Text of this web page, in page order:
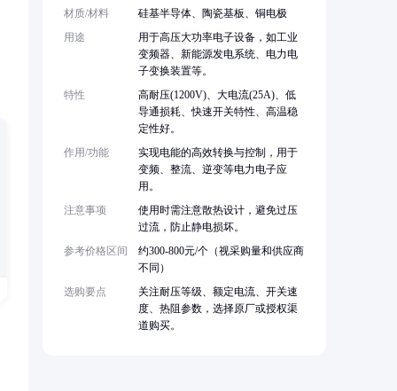
材质/材料
硅基半导体、陶瓷基板、铜电极
用途
用于高压大功率电子设备，如工业
变频器、新能源发电系统、电力电
子变换装置等。
特性
高耐压(1200V)、大电流(25A)、低
导通损耗、快速开关特性、高温稳
定性好。
作用/功能
实现电能的高效转换与控制，用于
变频、整流、逆变等电力电子应
用。
注意事项
使用时需注意散热设计，避免过压
过流，防止静电损坏。
参考价格区间
约300-800元/个（视采购量和供应商
不同）
选购要点
关注耐压等级、额定电流、开关速
度、热阻参数，选择原厂或授权渠
道购买。